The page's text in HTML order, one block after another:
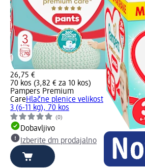
26,75 €
70 kos (3,82 € za 10 kos)
Pampers Premium
CareHlačne plenice velikost
3 (6-11 kg), 70 kos
(0)
Dobavljivo
Izberite dm prodajalno